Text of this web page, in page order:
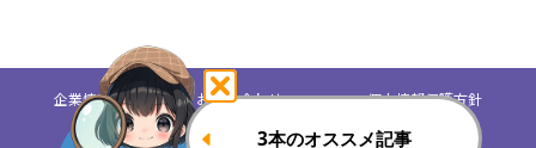
企業情報 お問い合わせ 個人情報保護方針